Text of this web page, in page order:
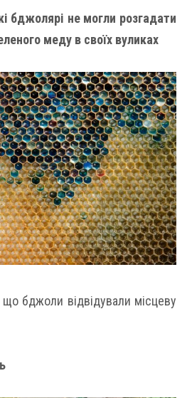
бджолярі не могли розгадати
меду в своїх вуликах
бджоли відвідували місцеву